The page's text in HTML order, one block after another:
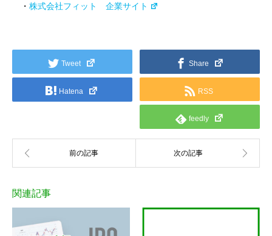
・ 株式会社フィット 企業サイト
Tweet Share
Hatena RSS
feedly
関連記事